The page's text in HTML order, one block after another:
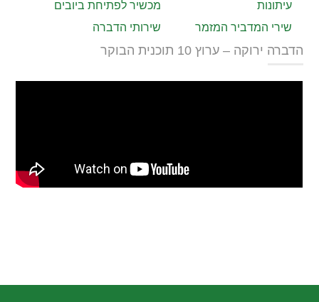
מכשיר לפתיחת ביובים
עיתונות
שירותי הדברה
שירי המדביר המזמר
הדברה ירוקה – ערוץ 10 תוכנית הבוקר